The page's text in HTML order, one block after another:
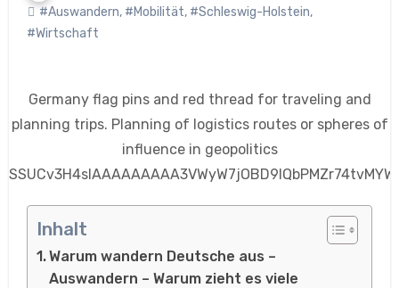
#Auswandern, #Mobilität, #Schleswig-Holstein,
#Wirtschaft
Germany flag pins and red thread for traveling and
planning trips. Planning of logistics routes or spheres of
influence in geopolitics
Inhalt
Warum wandern Deutsche aus –
Auswandern – Warum zieht es viele